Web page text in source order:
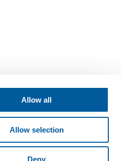
Allow all
Allow selection
Deny